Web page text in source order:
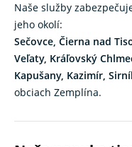
Naše služby
jeho okolí:
Sečovce, Čierna nad
Veľaty, Kráľovský
Kapušany, Kazimír,
obciach Zemplína.